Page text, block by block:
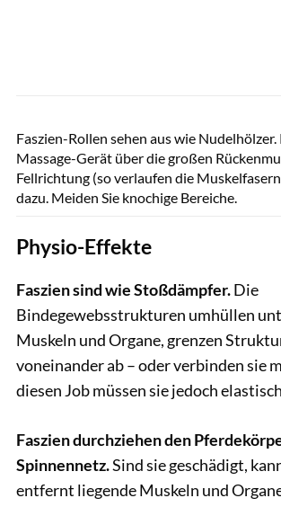
Faszien-Rollen sehen aus wie Nudelhölzer.
Massage-Gerät über die großen
Fellrichtung (so verlaufen die
dazu. Meiden Sie knochige Bereiche.
Physio-Effekte
Faszien sind wie Stoßdämpfer.Die
Bindegewebsstrukturen umhüllen
Muskeln und Organe, grenzen
voneinander ab – oder verbinden sie
diesen Job müssen sie jedoch
Faszien durchziehen den
Spinnennetz.Sind sie geschädigt,
entfernt liegende Muskeln und